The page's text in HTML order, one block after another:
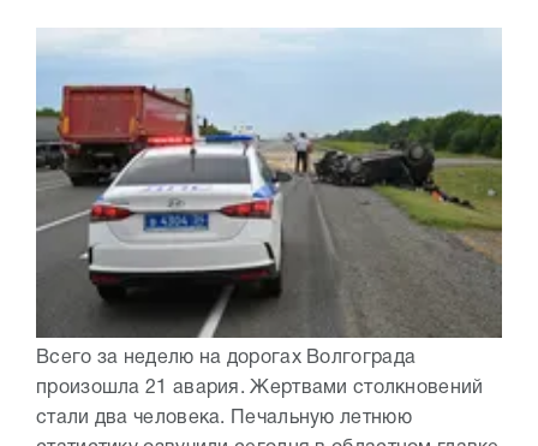
Всего за неделю на дорогах Волгограда
произошла 21 авария. Жертвами столкновений
стали два человека. Печальную летнюю